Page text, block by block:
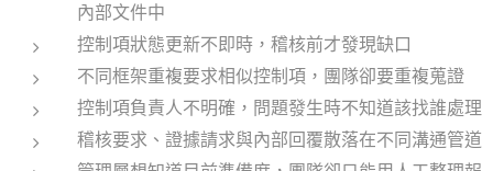
內部文件中
控制項狀態更新不即時，稽核前才發現缺口
不同框架重複要求相似控制項，團隊卻要重複蒐證
控制項負責人不明確，問題發生時不知道該找誰處理
稽核要求、證據請求與內部回覆散落在不同溝通管道